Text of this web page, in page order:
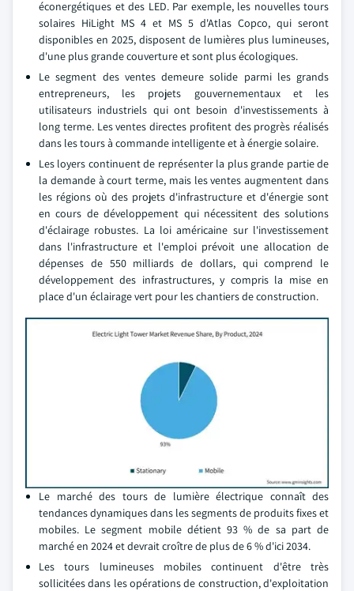
éconergétiques et des LED. Par exemple, les nouvelles tours
solaires HiLight MS 4 et MS 5 d'Atlas Copco, qui seront
disponibles en 2025, disposent de lumières plus lumineuses,
d'une plus grande couverture et sont plus écologiques.
Le segment des ventes demeure solide parmi les grands
entrepreneurs, les projets gouvernementaux et les
utilisateurs industriels qui ont besoin d'investissements à
long terme. Les ventes directes profitent des progrès réalisés
dans les tours à commande intelligente et à énergie solaire.
Les loyers continuent de représenter la plus grande partie de
la demande à court terme, mais les ventes augmentent dans
les régions où des projets d'infrastructure et d'énergie sont
en cours de développement qui nécessitent des solutions
d'éclairage robustes. La loi américaine sur l'investissement
dans l'infrastructure et l'emploi prévoit une allocation de
dépenses de 550 milliards de dollars, qui comprend le
développement des infrastructures, y compris la mise en
place d'un éclairage vert pour les chantiers de construction.
Le marché des tours de lumière électrique connaît des
tendances dynamiques dans les segments de produits fixes et
mobiles. Le segment mobile détient 93 % de sa part de
marché en 2024 et devrait croître de plus de 6 % d'ici 2034.
Les tours lumineuses mobiles continuent d'être très
sollicitées dans les opérations de construction, d'exploitation